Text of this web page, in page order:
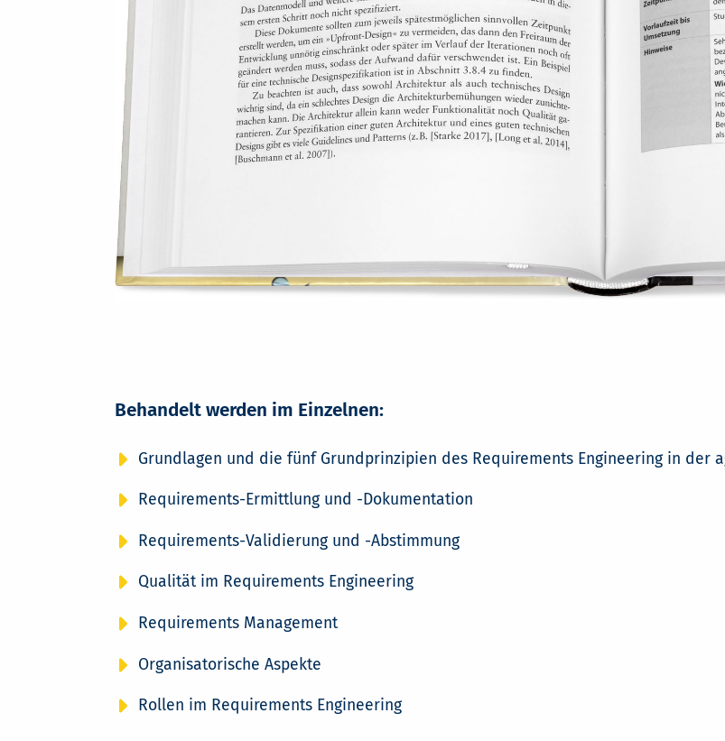
Behandelt werden im Einzelnen:
Grundlagen und die fünf Grundprinzipien des Requirements Engineering in der
Requirements-Ermittlung und -Dokumentation
Requirements-Validierung und -Abstimmung
Qualität im Requirements Engineering
Requirements Management
Organisatorische Aspekte
Rollen im Requirements Engineering